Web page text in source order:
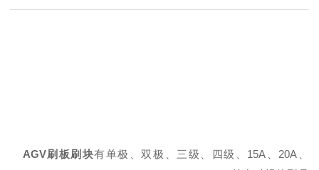
AGV刷板刷块有单极、双极、三级、四级、15A、20A、